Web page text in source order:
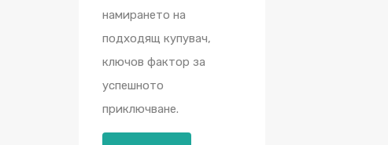
намирането на
подходящ купувач,
ключов фактор за
успешното
приключване.